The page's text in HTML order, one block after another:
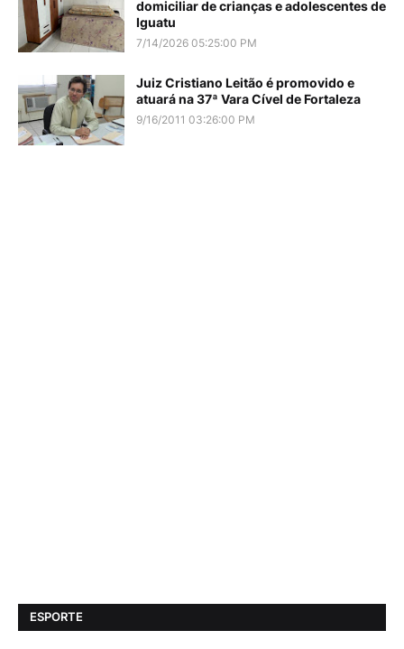
domiciliar de crianças e adolescentes de
Iguatu
7/14/2026 05:25:00 PM
Juiz Cristiano Leitão é promovido e
atuará na 37ª Vara Cível de Fortaleza
9/16/2011 03:26:00 PM
ESPORTE